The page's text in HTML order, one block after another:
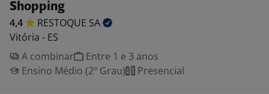
Shopping
4,4 RESTOQUE SA
Vitória - ES
A combinar
Entre 1 e 3 anos
Ensino Médio (2º Grau)
Presencial